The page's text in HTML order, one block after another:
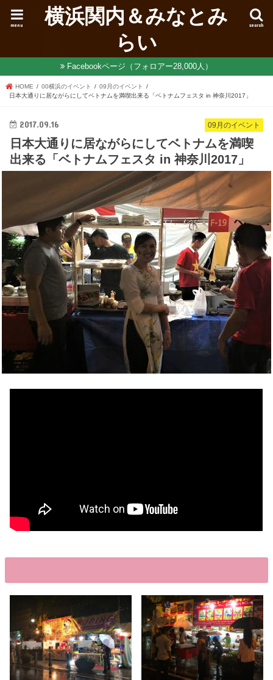
横浜関内＆みなとみ
らい
search
menu
Facebookページ（フォロアー28,000人）
HOME 00横浜のイベント
09月のイベント
日本大通りに居ながらにしてベトナムを満喫出来る「ベトナムフェスタ in 神奈川2017」
09月のイベント
2017.09.16
日本大通りに居ながらにしてベトナムを満喫
出来る「ベトナムフェスタ in 神奈川2017」